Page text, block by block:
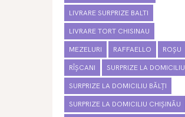
LIVRARE SURPRIZE BALTI
LIVRARE TORT CHISINAU
MEZELURI RAFFAELLO ROȘU
RÎȘCANI SURPRIZE LA DOMICILIU
SURPRIZE LA DOMICILIU BĂLȚI
SURPRIZE LA DOMICILIU CHIȘINĂU